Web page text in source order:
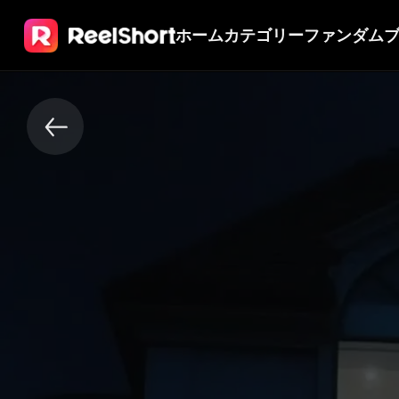
ホームカテゴリーファンダム